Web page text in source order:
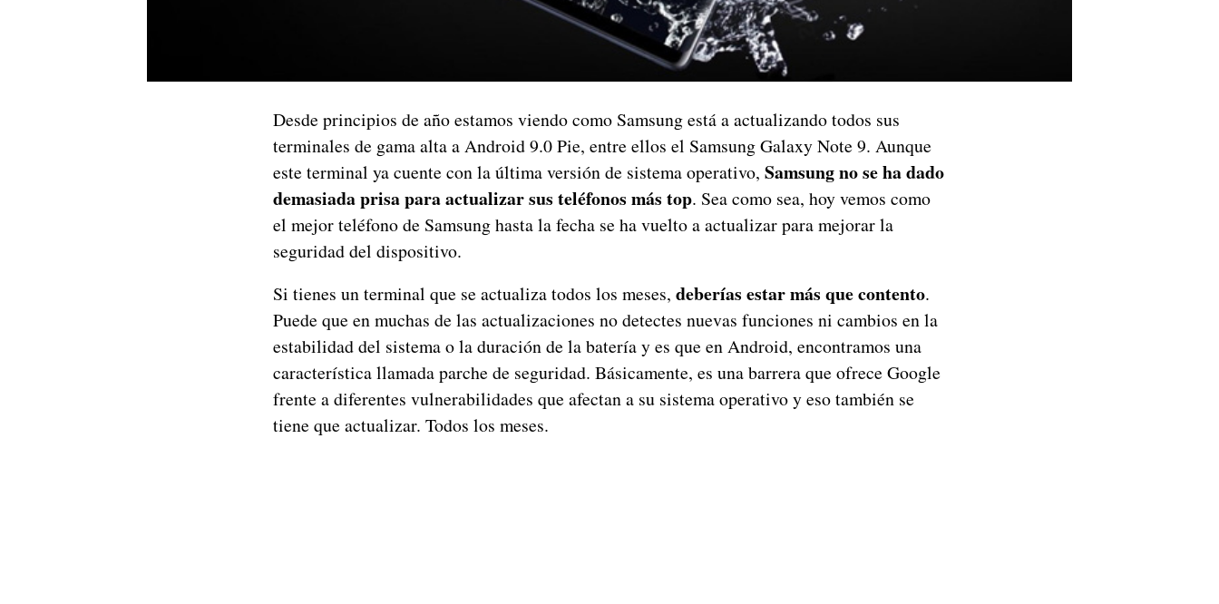
Desde principios de año estamos viendo como Samsung está a actualizando todos sus
terminales de gama alta a Android 9.0 Pie, entre ellos el Samsung Galaxy Note 9. Aunque
este terminal ya cuente con la última versión de sistema operativo, Samsung no se ha dado
demasiada prisa para actualizar sus teléfonos más top. Sea como sea, hoy vemos como
el mejor teléfono de Samsung hasta la fecha se ha vuelto a actualizar para mejorar la
seguridad del dispositivo.
Si tienes un terminal que se actualiza todos los meses, deberías estar más que contento.
Puede que en muchas de las actualizaciones no detectes nuevas funciones ni cambios en la
estabilidad del sistema o la duración de la batería y es que en Android, encontramos una
característica llamada parche de seguridad. Básicamente, es una barrera que ofrece Google
frente a diferentes vulnerabilidades que afectan a su sistema operativo y eso también se
tiene que actualizar. Todos los meses.